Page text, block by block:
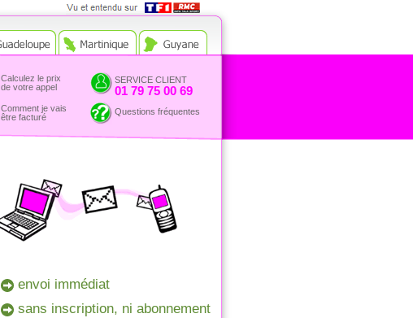
RMC
Calculez le prix
de votre appel
SERVICE CLIENT
01 79 75 00 69
Comment je vais
être facturé
Questions fréquentes
envoi immédiat
sans inscription, ni abonnement